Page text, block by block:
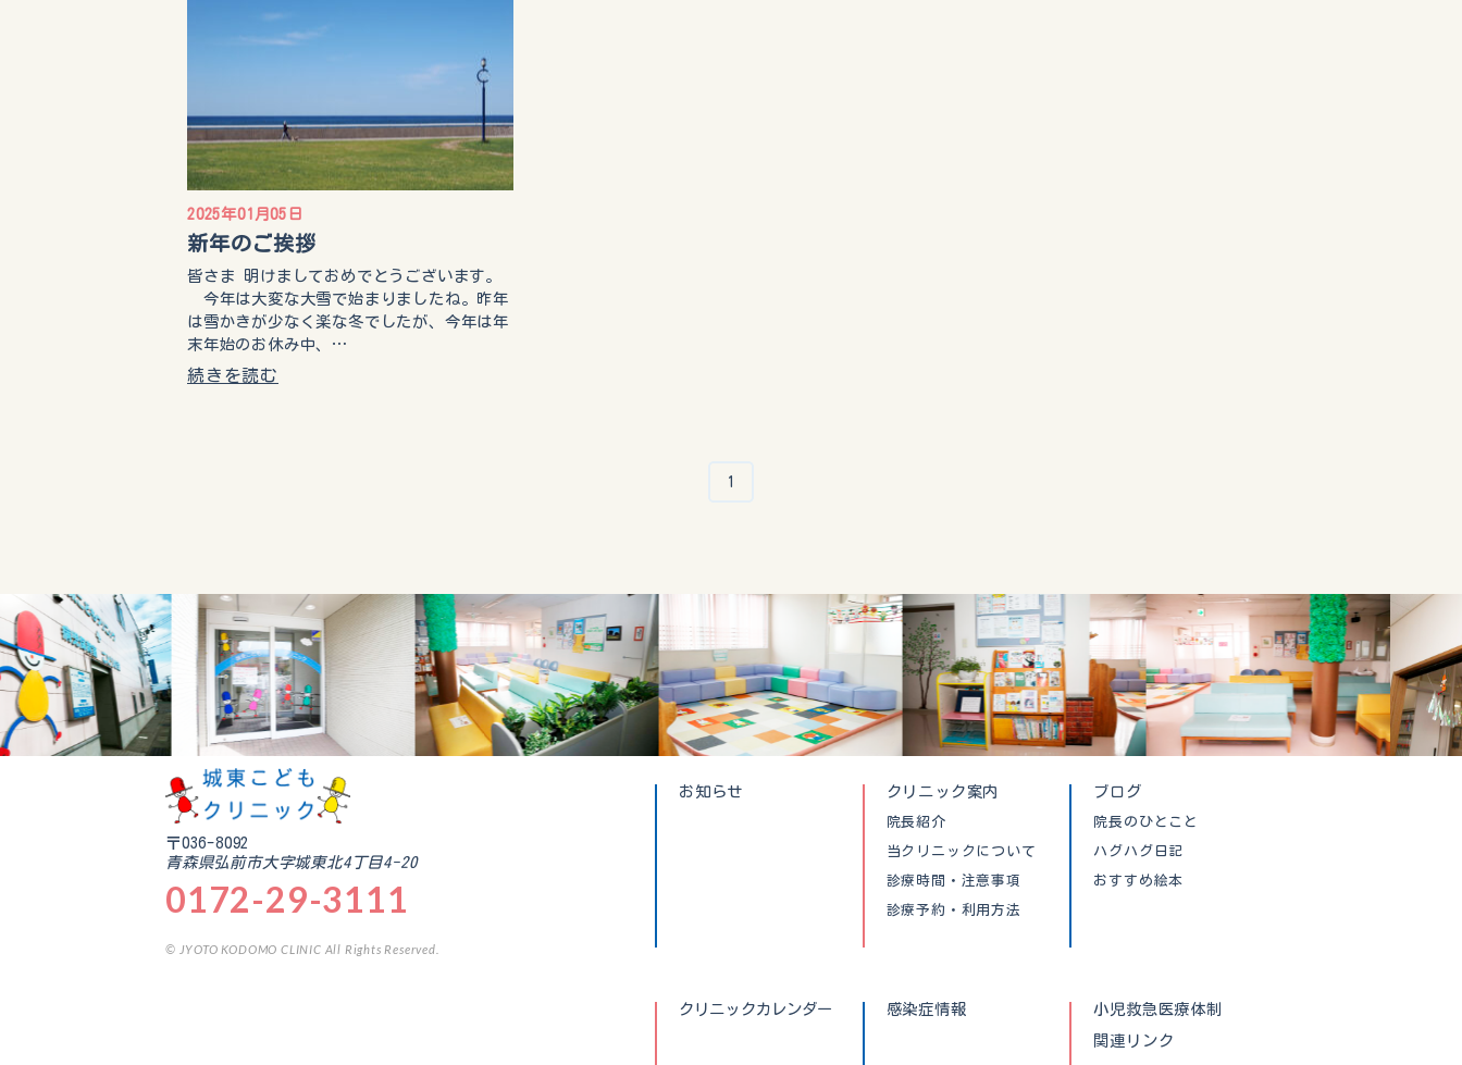
2025年01月05日
新年のご挨拶
皆さま 明けましておめでとうございます。
今年は大変な大雪で始まりましたね。昨年
は雪かきが少なく楽な冬でしたが、今年は年
末年始のお休み中、…
続きを読む
1
お知らせ クリニック案内
院長紹介
当クリニックについて
診療時間・注意事項
診療予約・利用方法
ブログ
院長のひとこと
ハグハグ日記
おすすめ絵本
クリニックカレンダー 感染症情報
小児救急医療体制
関連リンク
〒036-8092
青森県弘前市大字城東北4丁目4-20
0172-29-3111
© JYOTO KODOMO CLINIC All Rights Reserved.